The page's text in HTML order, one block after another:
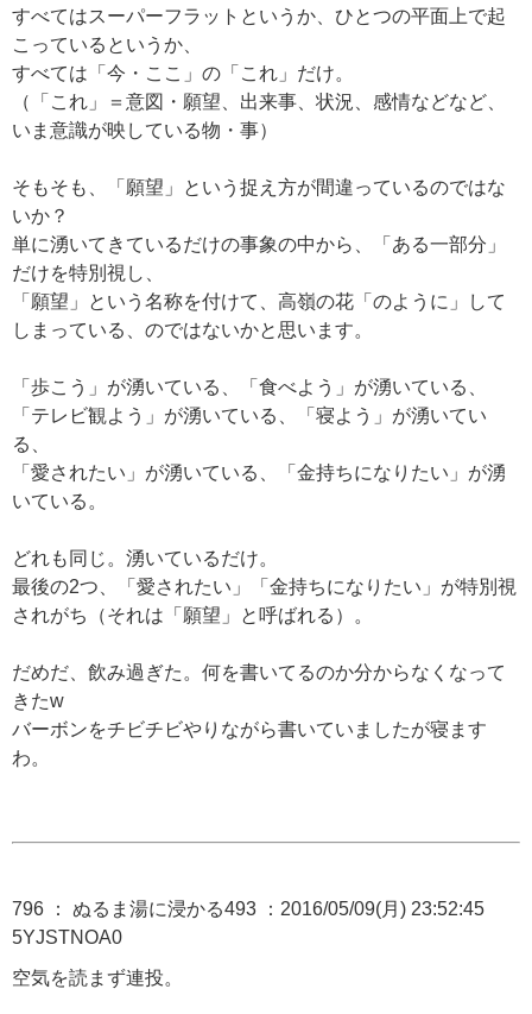
すべてはスーパーフラットというか、ひとつの平面上で起
こっているというか、
すべては「今・ここ」の「これ」だけ。
（「これ」＝意図・願望、出来事、状況、感情などなど、
いま意識が映している物・事）
そもそも、「願望」という捉え方が間違っているのではな
いか？
単に湧いてきているだけの事象の中から、「ある一部分」
だけを特別視し、
「願望」という名称を付けて、高嶺の花「のように」して
しまっている、のではないかと思います。
「歩こう」が湧いている、「食べよう」が湧いている、
「テレビ観よう」が湧いている、「寝よう」が湧いてい
る、
「愛されたい」が湧いている、「金持ちになりたい」が湧
いている。
どれも同じ。湧いているだけ。
最後の2つ、「愛されたい」「金持ちになりたい」が特別視
されがち（それは「願望」と呼ばれる）。
だめだ、飲み過ぎた。何を書いてるのか分からなくなって
きたw
バーボンをチビチビやりながら書いていましたが寝ます
わ。
796 ： ぬるま湯に浸かる493 ：2016/05/09(月) 23:52:45
5YJSTNOA0
空気を読まず連投。